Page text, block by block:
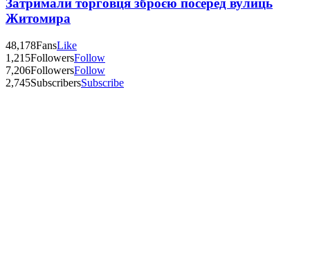
Затримали торговця зброєю посеред вулиць
Житомира
48,178FansLike
1,215FollowersFollow
7,206FollowersFollow
2,745SubscribersSubscribe